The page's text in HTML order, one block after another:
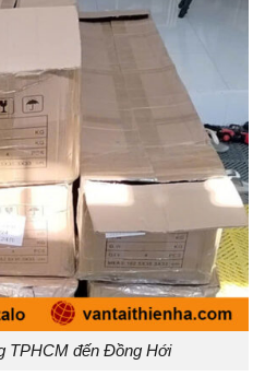
TPHCM đến Đồng Hới